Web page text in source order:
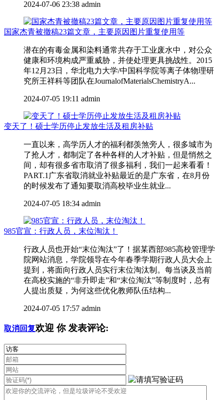
2024-07-06 23:38 admin
国家杰青被撤稿23篇文章，主要原因图片重复使用等
潜在的有毒金属和染料通常共存于工业废水中，对公众
健康和环境构成严重威胁，并使处理更具挑战性。2015
年12月23日，华北电力大学/中国科学院等离子体物理研
究所王祥科等团队在JournalofMaterialsChemistryA...
2024-07-05 19:11 admin
变天了！硕士学历停止发放生活及租房补贴
一直以来，高学历人才的福利都羡煞旁人，很多城市为
了抢人才，都制定了各种各样的人才补贴，但是悄然之
间，却有很多省市取消了很多福利，我们一起来看看！
PART.1广东省取消就业补贴最近的是广东省，在8月份
的时候发布了通知要取消高校毕业生就业...
2024-07-05 18:34 admin
985官宣：行政人员，末位淘汰！
行政人员也开始“末位淘汰”了！据某西部985高校管理学
院网站消息，学院领导在今年春季学期行政人员大会上
提到，将面向行政人员实行末位淘汰制。每当谈及当前
在高校实施的“非升即走”和“末位淘汰”等制度时，总有
人提出质疑，为何这些优化教师队伍结构...
2024-07-05 17:57 admin
取消回复欢迎 你发表评论: